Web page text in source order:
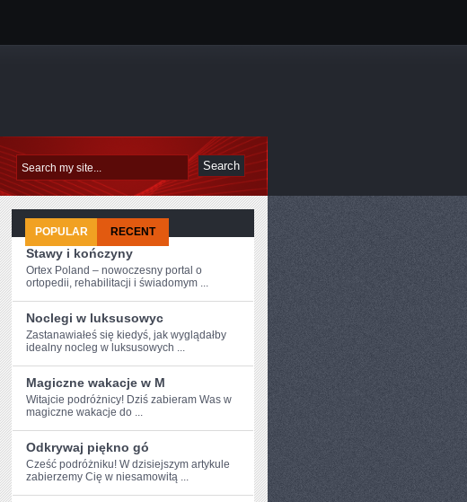
POPULAR RECENT
Stawy i kończyny
Ortex Poland – nowoczesny portal o
ortopedii, rehabilitacji i świadomym ...
Noclegi w luksusowyc
Zastanawiałeś się kiedyś, jak wyglądałby
idealny nocleg w luksusowych ...
Magiczne wakacje w M
Witajcie podróżnicy!​ Dziś⁣ zabieram Was ‍w
magiczne wakacje do ...
Odkrywaj piękno gó
Cześć podróżniku! W dzisiejszym artykule
zabierzemy Cię w ⁣niesamowitą ...